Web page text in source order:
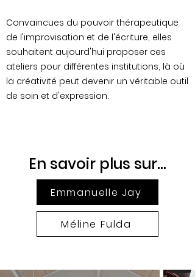
Convaincues du pouvoir thérapeutique
de l'improvisation et de l'écriture, elles
souhaitent aujourd'hui proposer ces
ateliers pour différentes institutions, là où
la créativité peut devenir un véritable outil
de soin et d'expression.
En savoir plus sur...
Emmanuelle Jay
Méline Fulda